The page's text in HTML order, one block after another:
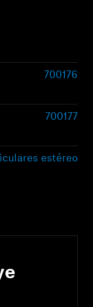
700176
700177
estéreo